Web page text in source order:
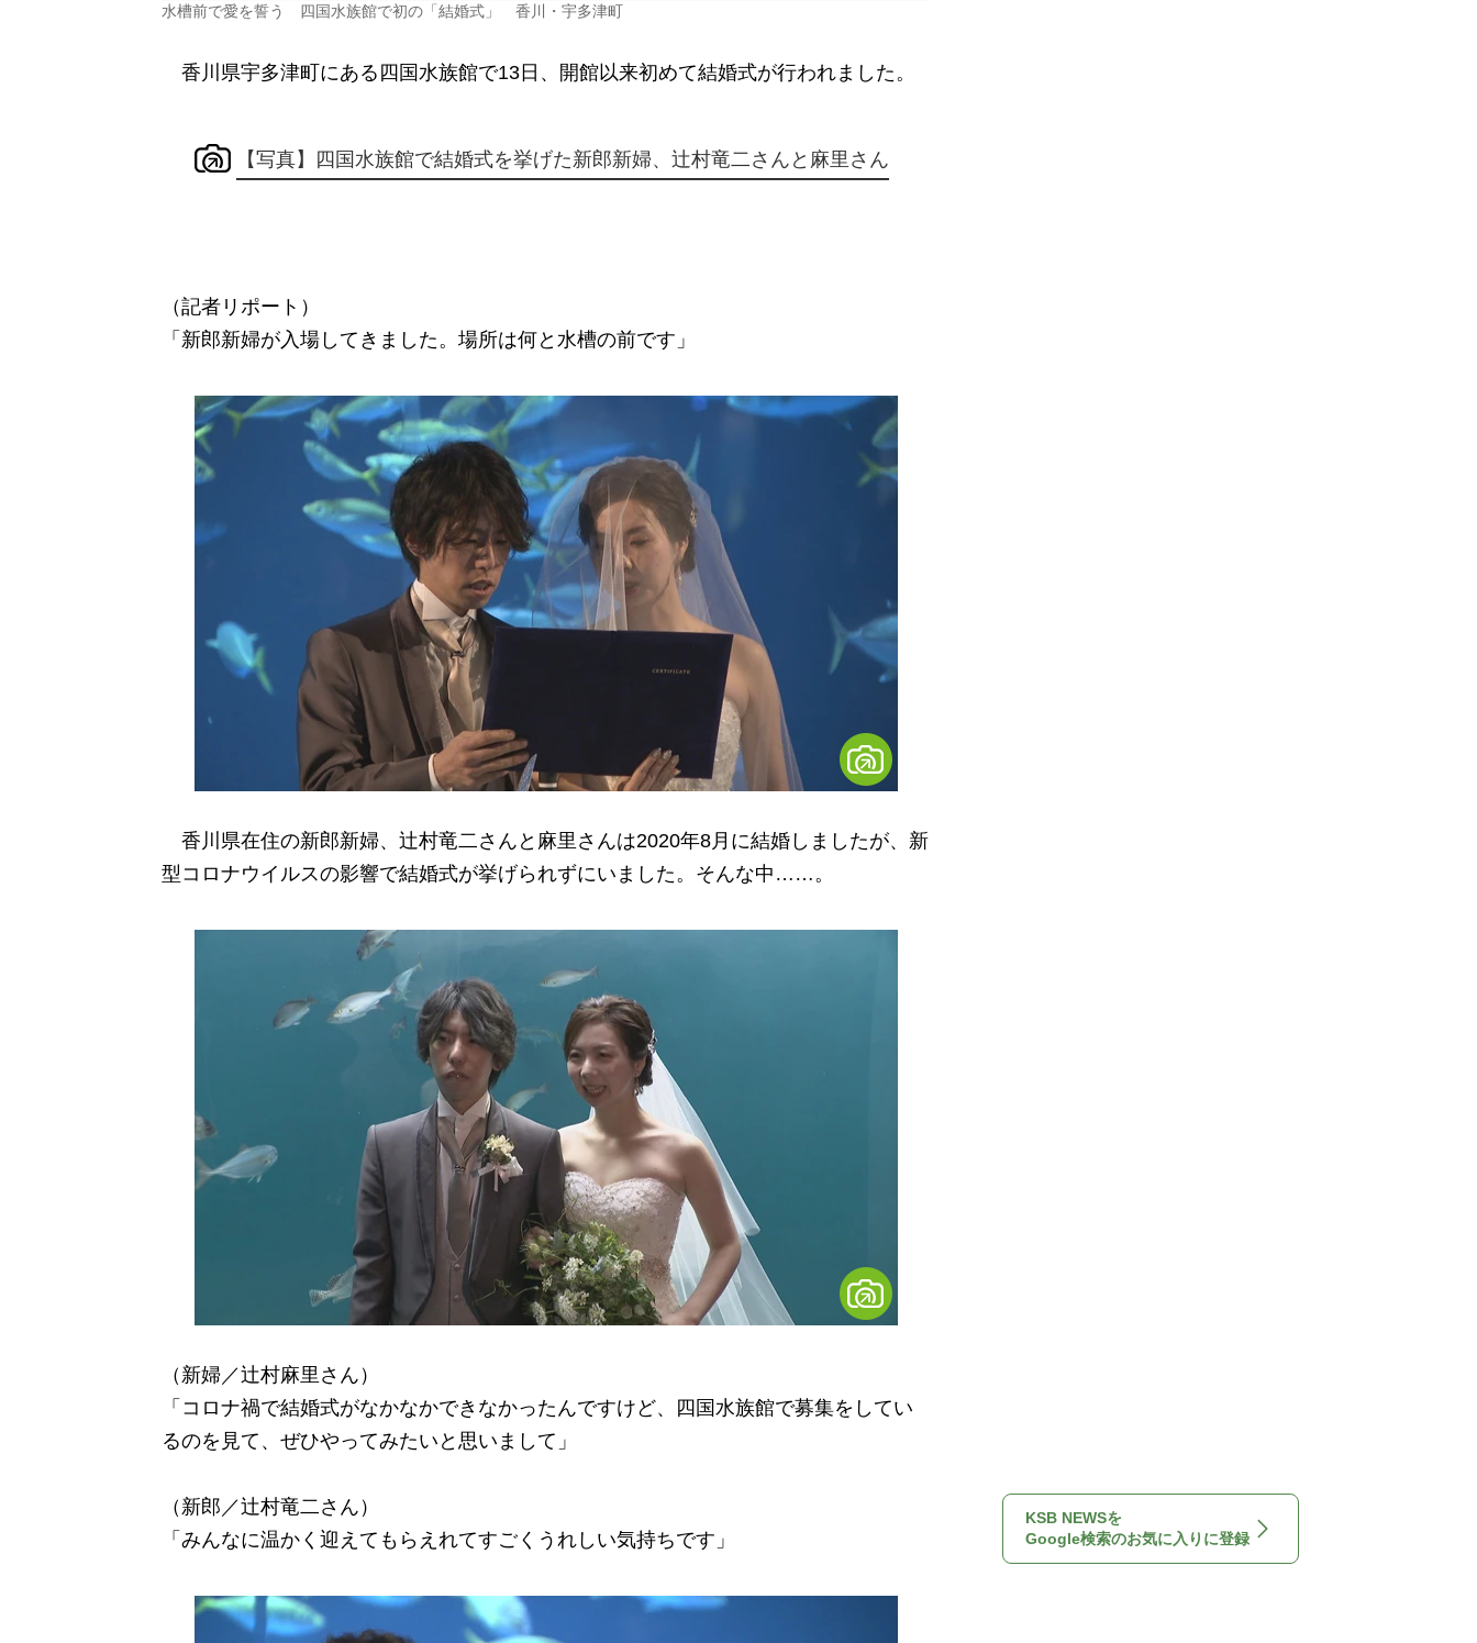
水槽前で愛を誓う 四国水族館で初の「結婚式」 香川・宇多津町
香川県宇多津町にある四国水族館で13日、開館以来初めて結婚式が行われました。
【写真】四国水族館で結婚式を挙げた新郎新婦、辻村竜二さんと麻里さん
（記者リポート）
「新郎新婦が入場してきました。場所は何と水槽の前です」
香川県在住の新郎新婦、辻村竜二さんと麻里さんは2020年8月に結婚しましたが、新
型コロナウイルスの影響で結婚式が挙げられずにいました。そんな中……。
（新婦／辻村麻里さん）
「コロナ禍で結婚式がなかなかできなかったんですけど、四国水族館で募集をしてい
るのを見て、ぜひやってみたいと思いまして」
（新郎／辻村竜二さん）
「みんなに温かく迎えてもらえれてすごくうれしい気持ちです」
KSB NEWSを
Google検索のお気に入りに登録